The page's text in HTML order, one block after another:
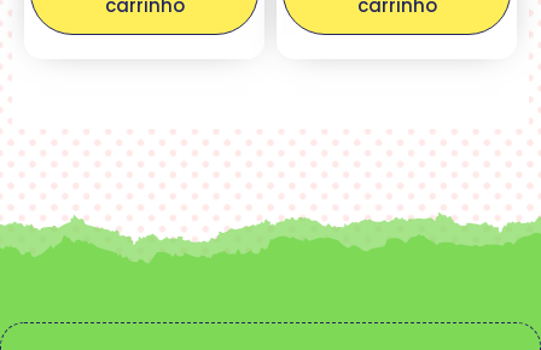
carrinho
carrinho